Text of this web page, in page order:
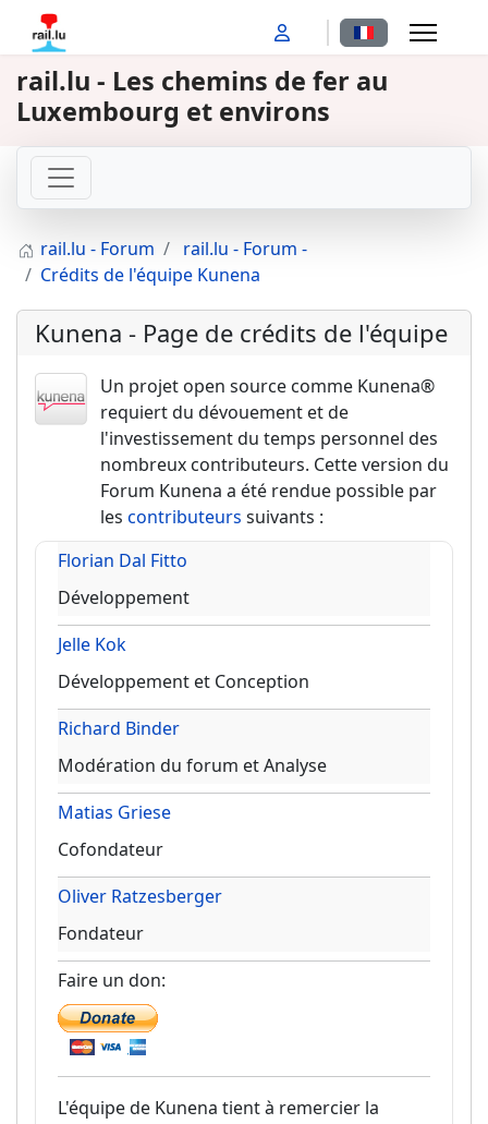
Sélectionnez
rail.lu - Les chemins de fer au
Luxembourg et environs
rail.lu - Forum
rail.lu - Forum -
Crédits de l'équipe Kunena
Kunena - Page de crédits de l'équipe
Un projet open source comme Kunena®
requiert du dévouement et de
l'investissement du temps personnel des
nombreux contributeurs. Cette version du
Forum Kunena a été rendue possible par
les contributeurs suivants :
Florian Dal Fitto
Développement
Jelle Kok
Développement et Conception
Richard Binder
Modération du forum et Analyse
Matias Griese
Cofondateur
Oliver Ratzesberger
Fondateur
Faire un don:
L'équipe de Kunena tient à remercier la